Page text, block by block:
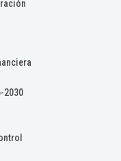
2030